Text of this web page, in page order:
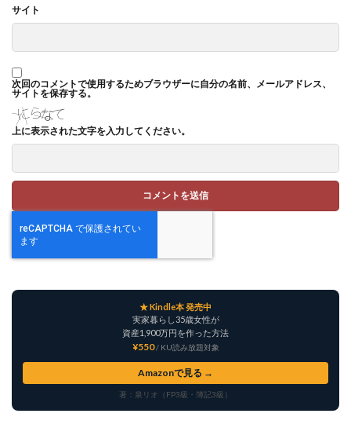
サイト
次回のコメントで使用するためブラウザーに自分の名前、メールアドレス、
サイトを保存する。
上に表示された文字を入力してください。
★ Kindle本 発売中
実家暮らし35歳女性が
資産1,900万円を作った方法
¥550 / KU読み放題対象
Amazonで見る →
著：泉リオ（FP3級・簿記3級）